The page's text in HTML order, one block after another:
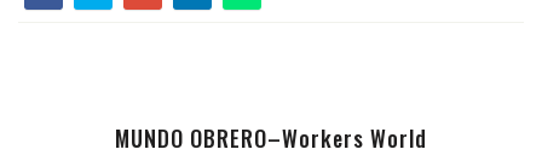
MUNDO OBRERO–Workers World